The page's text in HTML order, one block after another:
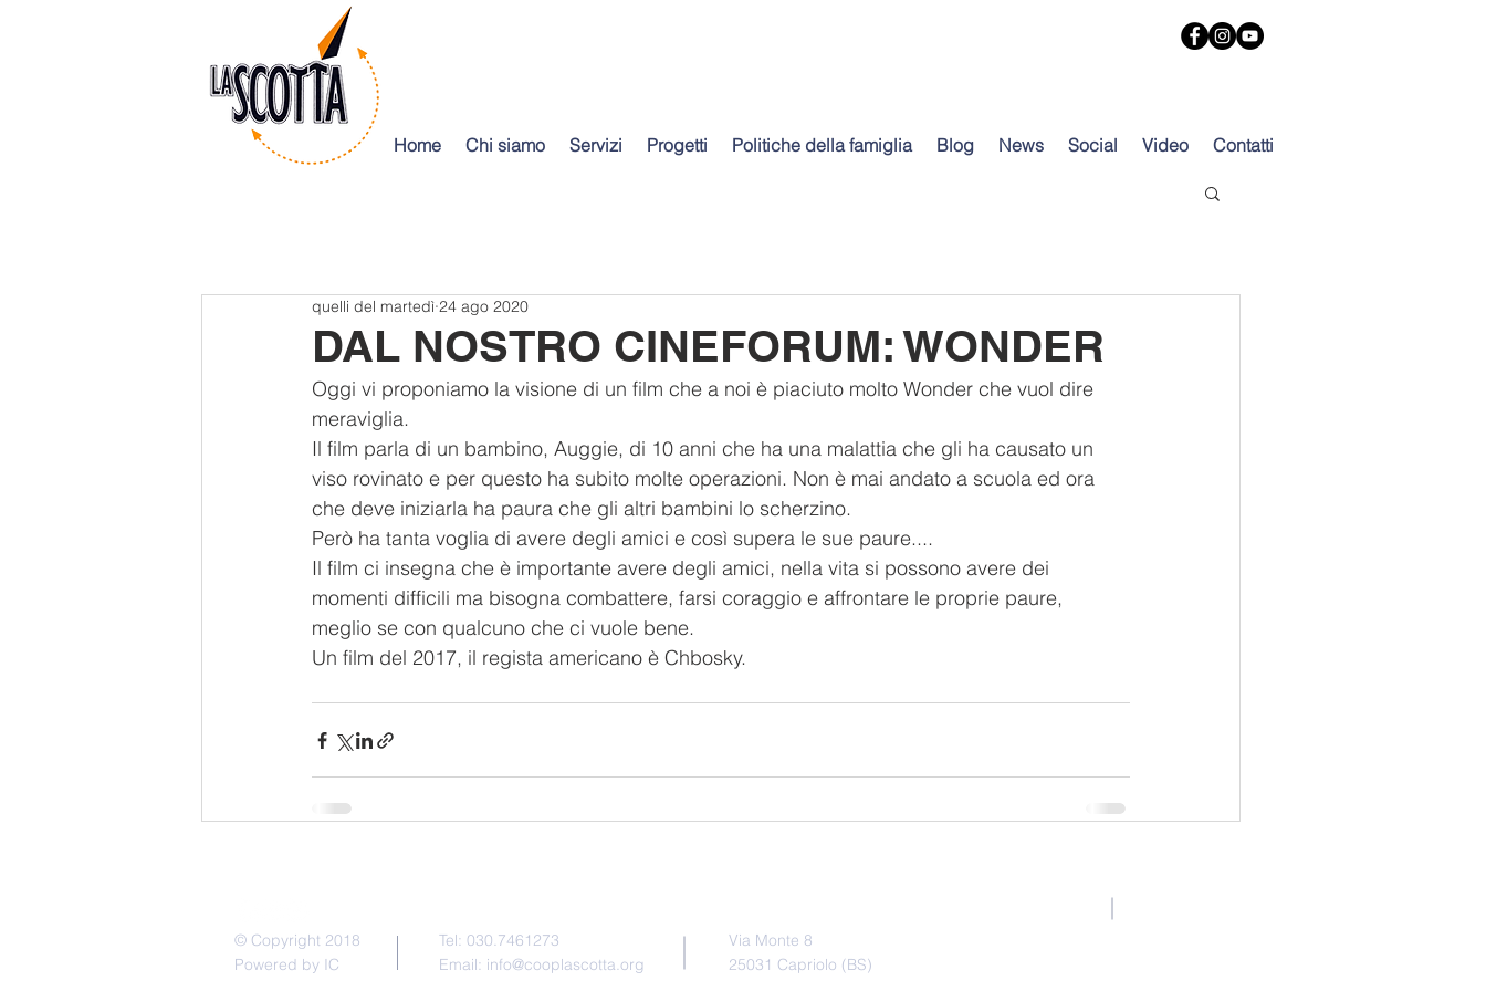
Home Chi siamo Servizi Progetti Politiche della famiglia Blog News Social Video Contatti
DAL NOSTRO CINEFORUM: WONDER
quelli del martedì 24 ago 2020
Oggi vi proponiamo la visione di un film che a noi è piaciuto molto Wonder che vuol dire
meraviglia.
Il film parla di un bambino, Auggie, di 10 anni che ha una malattia che gli ha causato un
viso rovinato e per questo ha subito molte operazioni. Non è mai andato a scuola ed ora
che deve iniziarla ha paura che gli altri bambini lo scherzino.
Però ha tanta voglia di avere degli amici e così supera le sue paure....
Il film ci insegna che è importante avere degli amici, nella vita si possono avere dei
momenti difficili ma bisogna combattere, farsi coraggio e affrontare le proprie paure,
meglio se con qualcuno che ci vuole bene.
Un film del 2017, il regista americano è Chbosky.
© Copyright 2018
Powered by IC
Tel: 030.7461273
Email: info@cooplascotta.org
Via Monte 8
25031 Capriolo (BS)